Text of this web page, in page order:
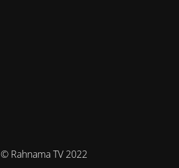
© Rahnama TV 2022